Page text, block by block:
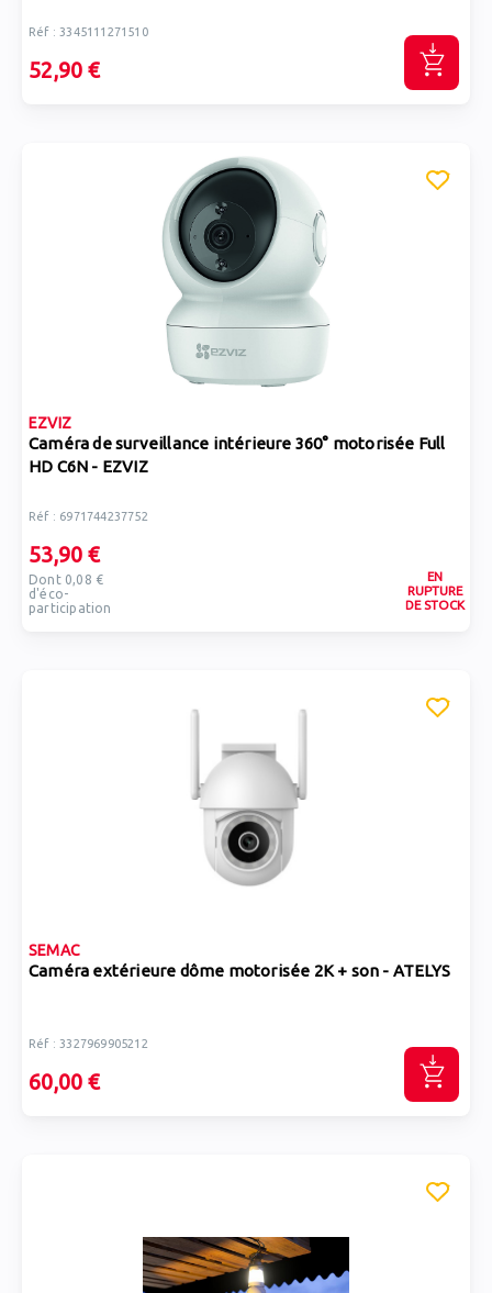
Réf : 3345111271510
52,90 €
EZVIZ
Caméra de surveillance intérieure 360° motorisée Full
HD C6N - EZVIZ
Réf : 6971744237752
53,90 €
Dont 0,08 €
d'éco-
participation
EN
RUPTURE
DE STOCK
SEMAC
Caméra extérieure dôme motorisée 2K + son - ATELYS
Réf : 3327969905212
60,00 €